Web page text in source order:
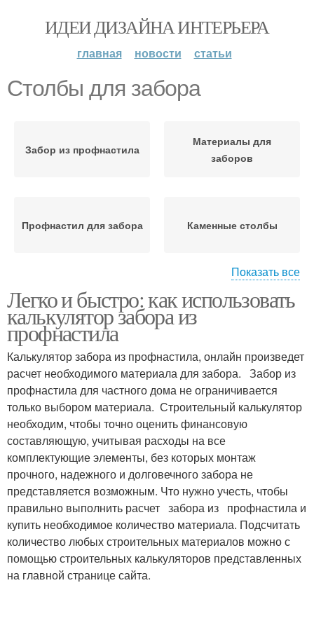
ИДЕИ ДИЗАЙНА ИНТЕРЬЕРА
главная новости статьи
Столбы для забора
Забор из профнастила
Материалы для
заборов
Профнастил для забора Каменные столбы
Столбы с полимерным
покрытием
Деревянные столбы
Забор на пучинистом
грунте
Опор для забора
Опорные столбы Металлические столбы
Столбы под забор Заборные столбы
Показать все
Легко и быстро: как использовать
калькулятор забора из
профнастила
Калькулятор забора из профнастила, онлайн произведет
расчет необходимого материала для забора. Забор из
профнастила для частного дома не ограничивается
только выбором материала. Строительный калькулятор
необходим, чтобы точно оценить финансовую
составляющую, учитывая расходы на все
комплектующие элементы, без которых монтаж
прочного, надежного и долговечного забора не
представляется возможным. Что нужно учесть, чтобы
правильно выполнить расчет забора из профнастила и
купить необходимое количество материала. Подсчитать
количество любых строительных материалов можно с
помощью строительных калькуляторов представленных
на главной странице сайта.